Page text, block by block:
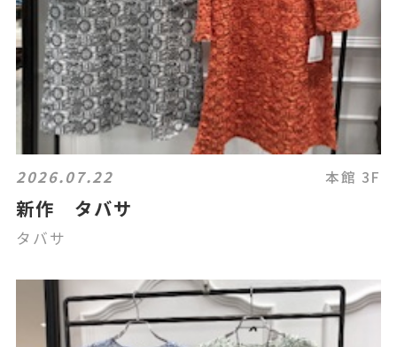
2026.07.22 本館 3F
新作 タバサ
タバサ